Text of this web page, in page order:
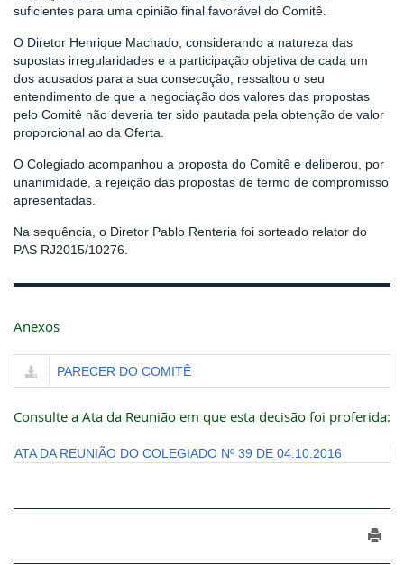
suficientes para uma opinião final favorável do Comitê.
O Diretor Henrique Machado, considerando a natureza das
supostas irregularidades e a participação objetiva de cada um
dos acusados para a sua consecução, ressaltou o seu
entendimento de que a negociação dos valores das propostas
pelo Comitê não deveria ter sido pautada pela obtenção de valor
proporcional ao da Oferta.
O Colegiado acompanhou a proposta do Comitê e deliberou, por
unanimidade, a rejeição das propostas de termo de compromisso
apresentadas.
Na sequência, o Diretor Pablo Renteria foi sorteado relator do
PAS RJ2015/10276.
Anexos
PARECER DO COMITÊ
Consulte a Ata da Reunião em que esta decisão foi proferida:
ATA DA REUNIÃO DO COLEGIADO Nº 39 DE 04.10.2016